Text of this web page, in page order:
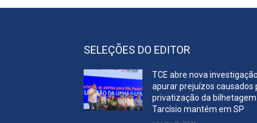
SELEÇÕES DO EDITOR
TCE abre nova
apurar prejuízos causados
privatização da
Tarcísio mantém em SP